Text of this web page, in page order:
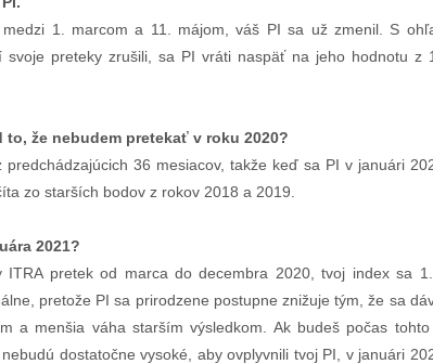
1. marcom a 11. májom, váš PI sa už zmenil. S
svoje preteky zrušili, sa PI vráti naspäť na jeho hodnotu z
že nebudem pretekať v roku 2020?
predchádzajúcich 36 mesiacov, takže keď sa PI v januári
zo starších bodov z rokov 2018 a 2019.
2021?
ITRA pretek od marca do decembra 2020, tvoj index sa
pretože PI sa prirodzene postupne znižuje tým, že sa
a menšia váha starším výsledkom. Ak budeš počas tohto
dostatočne vysoké, aby ovplyvnili tvoj PI, v januári